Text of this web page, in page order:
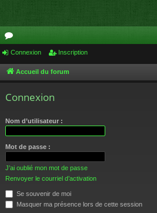
or
u
Connexion Inscription
Accueil du forum
Connexion
Nom d’utilisateur :
Mot de passe :
J’ai oublié mon mot de passe
Renvoyer le courriel d’activation
Se souvenir de moi
Masquer ma présence lors de cette session